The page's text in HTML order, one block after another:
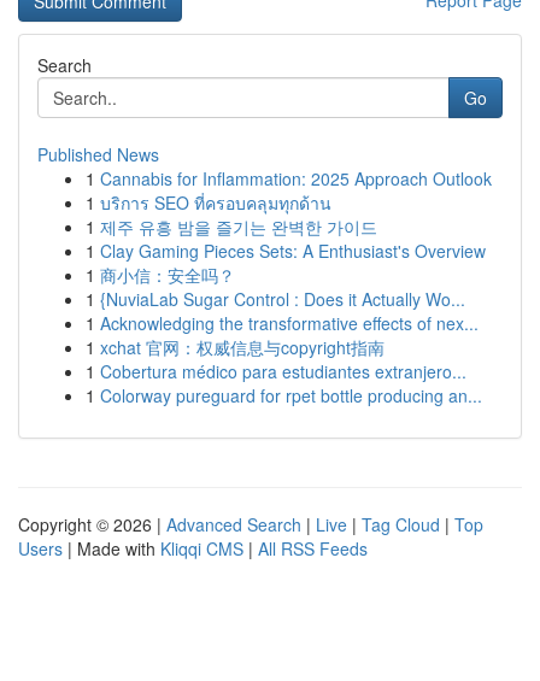
Search
Go
Published News
1 Cannabis for Inflammation: 2025 Approach Outlook
1 บริการ SEO ที่ครอบคลุมทุกด้าน
1 제주 유흥 밤을 즐기는 완벽한 가이드
1 Clay Gaming Pieces Sets: A Enthusiast's Overview
1 商小信：安全吗？
1 {NuviaLab Sugar Control : Does it Actually Wo...
1 Acknowledging the transformative effects of nex...
1 xchat 官网：权威信息与copyright指南
1 Cobertura médico para estudiantes extranjero...
1 Colorway pureguard for rpet bottle producing an...
Copyright © 2026 | Advanced Search | Live | Tag Cloud | Top
Users | Made with Kliqqi CMS | All RSS Feeds